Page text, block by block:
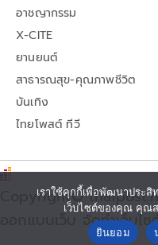
อาชญากรรม
X-CITE
ยานยนต์
สาธารณสุข-คุณภาพชีวิต
บันเทิง
ไทยโพสต์ ทีวี
Copyright©
ออกแบบเว็บ จัดทำเว็บไ
เราใช้คุกกี้เพื่อพัฒนาประ
เว็บไซต์ของคุณ คุณ
ยินยอม